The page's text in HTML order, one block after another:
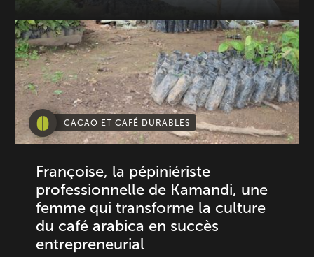
CACAO ET CAFÉ DURABLES
Françoise, la pépiniériste
professionnelle de Kamandi, une
femme qui transforme la culture
du café arabica en succès
entrepreneurial